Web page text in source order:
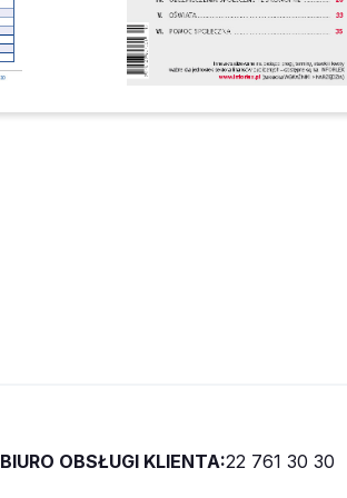
BIURO OBSŁUGI KLIENTA:22 761 30 30